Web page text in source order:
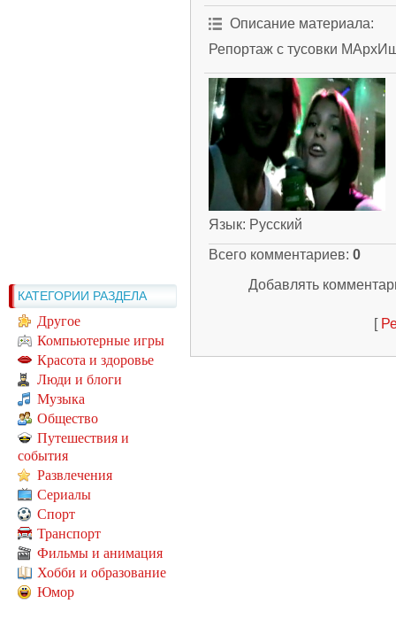
КАТЕГОРИИ РАЗДЕЛА
Другое
Компьютерные игры
Красота и здоровье
Люди и блоги
Музыка
Общество
Путешествия и
события
Развлечения
Сериалы
Спорт
Транспорт
Фильмы и анимация
Хобби и образование
Юмор
Описание материала:
Репортаж с тусовки
Язык: Русский
Всего комментариев: 0
Добавлять
[